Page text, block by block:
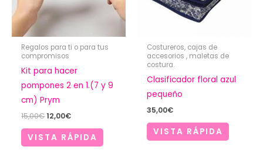
Regalos para ti o para tus
compromisos
Kit para hacer
pompones 2 en 1.(7 y 9
cm) Prym
15,00€El
original
era:
12,00€El
actual
es:
VISTA RÁPIDA
Costureros, cajas de
accesorios , maletas de
costura.
Clasificador floral azul
pequeño
35,00€
VISTA RÁPIDA